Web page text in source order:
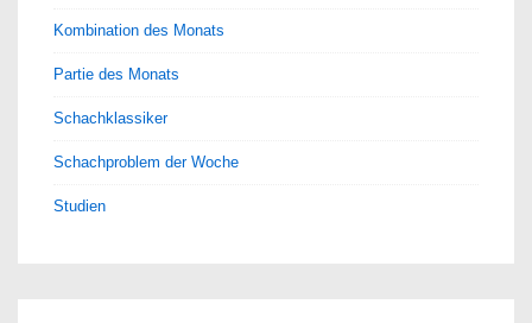
Kombination des Monats
Partie des Monats
Schachklassiker
Schachproblem der Woche
Studien